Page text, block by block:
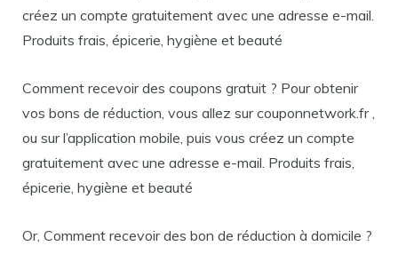
créez un compte gratuitement avec une adresse e-mail.
Produits frais, épicerie, hygiène et beauté
Comment recevoir des coupons gratuit ? Pour obtenir
vos bons de réduction, vous allez sur couponnetwork.fr ,
ou sur l’application mobile, puis vous créez un compte
gratuitement avec une adresse e-mail. Produits frais,
épicerie, hygiène et beauté
Or, Comment recevoir des bon de réduction à domicile ?